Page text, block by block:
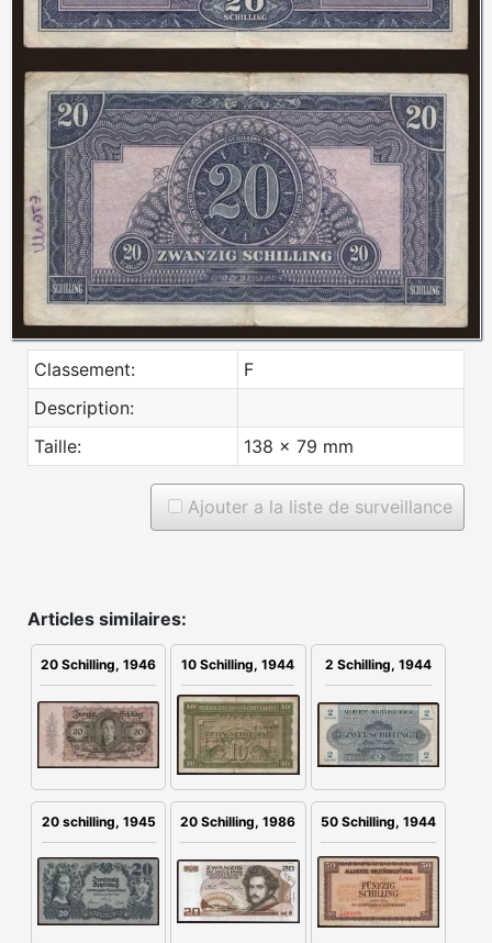
Classement:
F
Description:
Taille:
138 x 79 mm
Ajouter a la liste de surveillance
Articles similaires:
20 Schilling, 1946 10 Schilling, 1944 2 Schilling, 1944
20 schilling, 1945 20 Schilling, 1986 50 Schilling, 1944